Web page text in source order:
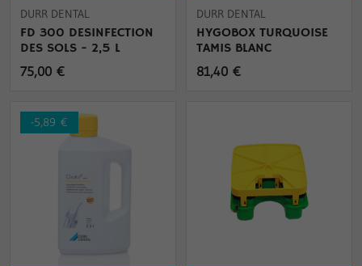
DURR DENTAL
FD 300 DESINFECTION
DES SOLS - 2,5 L
75,00 €
DURR DENTAL
HYGOBOX TURQUOISE
TAMIS BLANC
81,40 €
-5,89 €